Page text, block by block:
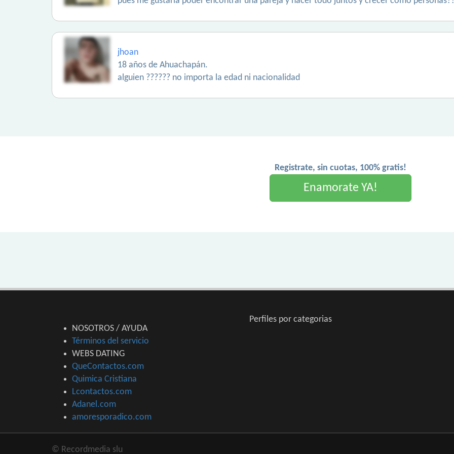
jhoan
18 años de Ahuachapán.
alguien ?????? no importa la edad ni nacionalidad
Registrate, sin cuotas, 100% gratis!
Enamorate YA!
NOSOTROS / AYUDA
Términos del servicio
WEBS DATING
QueContactos.com
Quimica Cristiana
Lcontactos.com
Adanel.com
amoresporadico.com
Perfiles por categorias
© Recordmedia slu